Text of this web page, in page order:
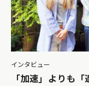
インタビュー
「加速」よりも